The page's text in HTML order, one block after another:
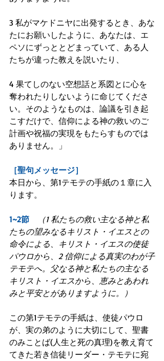
3 私がマケドニヤに出発するとき、あな
たにお願いしたように、あなたは、エ
ペソにずっととどまっていて、ある人
たちが違った教えを説いたり、
4 果てしのない空想話と系図とに心を
奪われたりしないように命じてくださ
い。そのようなものは、論議を引き起
こすだけで、信仰による神の救いのご
計画や祝福の実現をもたらすものでは
ありません。」
［聖句メッセージ］
本日から、第1テモテの手紙の１章に入
ります。
1~2節
（1 私たちの救い主なる神と私
たちの望みなるキリスト・イエスとの
命令による、キリスト・イエスの使徒
パウロから、2 信仰による真実のわが子
テモテへ。父なる神と私たちの主なる
キリスト・イエスから、恵みとあわれ
みと平安とがありますように。）
この第1テモテの手紙は、使徒パウロ
が、実の弟のように大切にして、聖書
のみことば(人生と死の真理)を教え育て
てきた若き信徒リーダー・テモテに宛